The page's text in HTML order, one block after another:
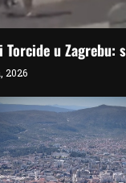
Torcide u Zagrebu:
2026